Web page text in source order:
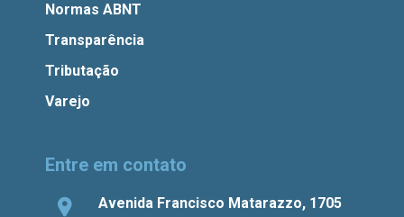
Normas ABNT
Transparência
Tributação
Varejo
Entre em contato
Avenida Francisco Matarazzo, 1705